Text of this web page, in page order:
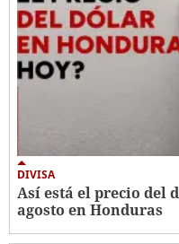
DIVISA
Así está el precio del
agosto en Honduras